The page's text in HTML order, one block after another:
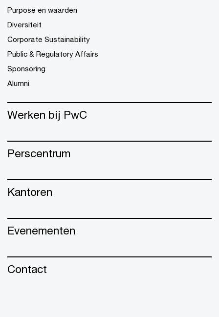
Purpose en waarden
Diversiteit
Corporate Sustainability
Public & Regulatory Affairs
Sponsoring
Alumni
Werken bij PwC
Perscentrum
Kantoren
Evenementen
Contact